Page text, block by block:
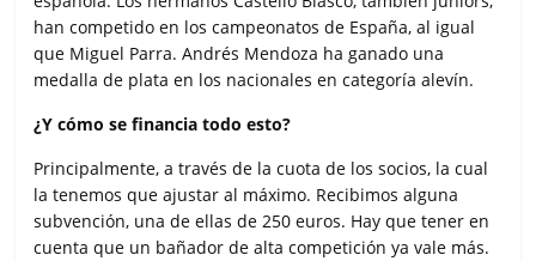
han competido en los campeonatos de España, al igual
que Miguel Parra. Andrés Mendoza ha ganado una
medalla de plata en los nacionales en categoría alevín.
¿Y cómo se financia todo esto?
Principalmente, a través de la cuota de los socios, la cual
la tenemos que ajustar al máximo. Recibimos alguna
subvención, una de ellas de 250 euros. Hay que tener en
cuenta que un bañador de alta competición ya vale más.